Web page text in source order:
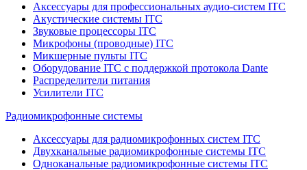
Аксессуары для профессиональных аудио-систем ITC
Акустические системы ITC
Звуковые процессоры ITC
Микрофоны (проводные) ITC
Микшерные пульты ITC
Оборудование ITC с поддержкой протокола Dante
Распределители питания
Усилители ITC
Радиомикрофонные системы
Аксессуары для радиомикрофонных систем ITC
Двухканальные радиомикрофонные системы ITC
Одноканальные радиомикрофонные системы ITC